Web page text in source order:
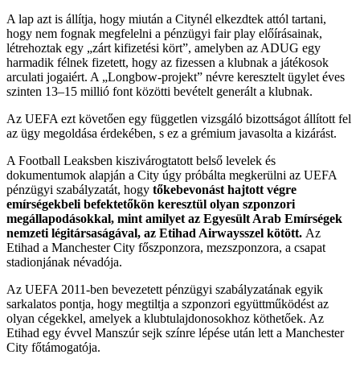
A lap azt is állítja, hogy miután a Citynél elkezdtek attól tartani,
hogy nem fognak megfelelni a pénzügyi fair play előírásainak,
létrehoztak egy „zárt kifizetési kört”, amelyben az ADUG egy
harmadik félnek fizetett, hogy az fizessen a klubnak a játékosok
arculati jogaiért. A „Longbow-projekt” névre keresztelt ügylet éves
szinten 13–15 millió font közötti bevételt generált a klubnak.
Az UEFA ezt követően egy független vizsgáló bizottságot állított fel
az ügy megoldása érdekében, s ez a grémium javasolta a kizárást.
A Football Leaksben kiszivárogtatott belső levelek és
dokumentumok alapján a City úgy próbálta megkerülni az UEFA
pénzügyi szabályzatát, hogy tőkebevonást hajtott végre
emírségekbeli befektetőkön keresztül olyan szponzori
megállapodásokkal, mint amilyet az Egyesült Arab Emírségek
nemzeti légitársaságával, az Etihad Airwaysszel kötött. Az
Etihad a Manchester City főszponzora, mezszponzora, a csapat
stadionjának névadója.
Az UEFA 2011-ben bevezetett pénzügyi szabályzatának egyik
sarkalatos pontja, hogy megtiltja a szponzori együttműködést az
olyan cégekkel, amelyek a klubtulajdonosokhoz köthetőek. Az
Etihad egy évvel Manszúr sejk színre lépése után lett a Manchester
City főtámogatója.